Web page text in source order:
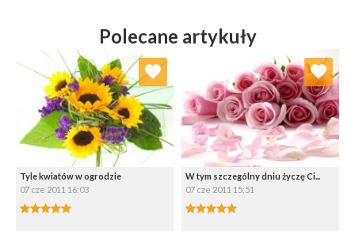
Polecane artykuły
Tyle kwiatów w ogrodzie
07 cze 2011 16:03
5.00/5
Dodaj do ulubionych
Wybierz listę:
W tym szczególny dniu życzę Ci...
07 cze 2011 15:51
5.00/5
Dodaj do ulubionych
Wybierz listę: